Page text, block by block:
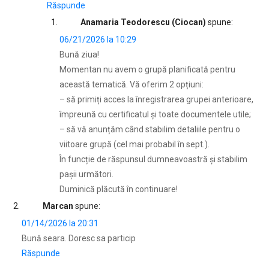
Răspunde
Anamaria Teodorescu (Ciocan) spune:
06/21/2026 la 10:29
Bună ziua!
Momentan nu avem o grupă planificată pentru
această tematică. Vă oferim 2 opțiuni:
– să primiți acces la înregistrarea grupei anterioare,
împreună cu certificatul şi toate documentele utile;
– să vă anunțăm când stabilim detaliile pentru o
viitoare grupă (cel mai probabil în sept.).
În funcție de răspunsul dumneavoastră şi stabilim
paşii următori.
Duminică plăcută în continuare!
Marcan spune:
01/14/2026 la 20:31
Bună seara. Doresc sa particip
Răspunde